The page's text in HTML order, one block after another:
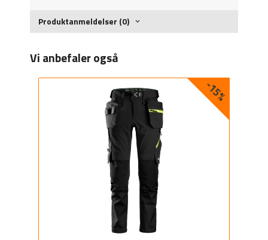
Produktanmeldelser (0)
Vi anbefaler også
-15%